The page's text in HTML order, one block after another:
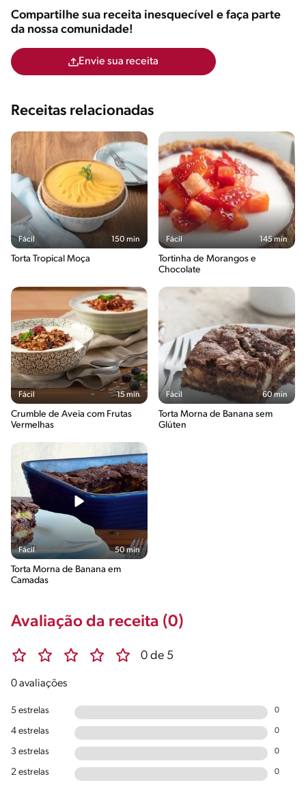
Compartilhe sua receita inesquecível e faça parte
da nossa comunidade!
Envie sua receita
Receitas relacionadas
Fácil 150 min
Torta Tropical Moça
Fácil 145 min
Tortinha de Morangos e
Chocolate
Fácil 15 min
Crumble de Aveia com Frutas
Vermelhas
Fácil 60 min
Torta Morna de Banana sem
Glúten
Fácil 50 min
Torta Morna de Banana em
Camadas
Avaliação da receita (0)
0 de 5
0 avaliações
5 estrelas 0
4 estrelas 0
3 estrelas 0
2 estrelas 0